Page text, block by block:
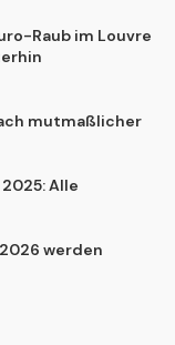
Raub im Louvre
mutmaßlicher
Alle
werden